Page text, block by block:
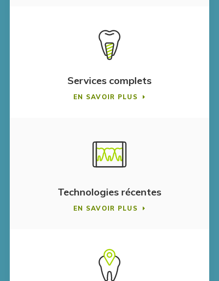
Services complets
EN SAVOIR PLUS
Technologies récentes
EN SAVOIR PLUS